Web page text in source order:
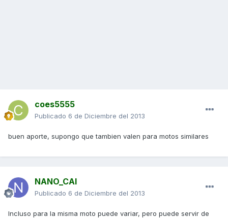
coes5555
Publicado 6 de Diciembre del 2013
buen aporte, supongo que tambien valen para motos similares
NANO_CAI
Publicado 6 de Diciembre del 2013
Incluso para la misma moto puede variar, pero puede servir de